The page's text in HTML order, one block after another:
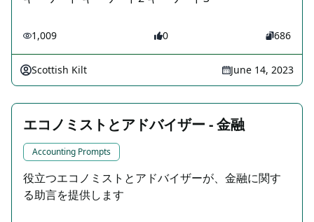
1,009 0 686
Scottish Kilt June 14, 2023
エコノミストとアドバイザー - 金融
Accounting Prompts
役立つエコノミストとアドバイザーが、金融に関す
る助言を提供します